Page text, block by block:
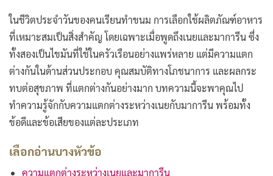
ในชีวิตประจำวันของคนเรียนทำขนม การเลือกใช้ผลิตภัณฑ์อาหาร
ที่เหมาะสมเป็นสิ่งสำคัญ โดยเฉพาะเมื่อพูดถึงเนยและมาการีน ซึ่ง
ทั้งสองเป็นไขมันที่ใช้ในครัวเรือนอย่างแพร่หลาย แต่มีความแตก
ต่างกันในด้านส่วนประกอบ คุณสมบัติทางโภชนาการ และผลกระ
ทบต่อสุขภาพ ที่แตกต่างกันอย่างมาก บทความนี้จะพาคุณไป
ทำความรู้จักกับความแตกต่างระหว่างเนยกับมาการีน พร้อมทั้ง
ข้อดีและข้อเสียของแต่ละประเภท
เลือกอ่านบางหัวข้อ
ความแตกต่างระหว่างเนยและมาการีน